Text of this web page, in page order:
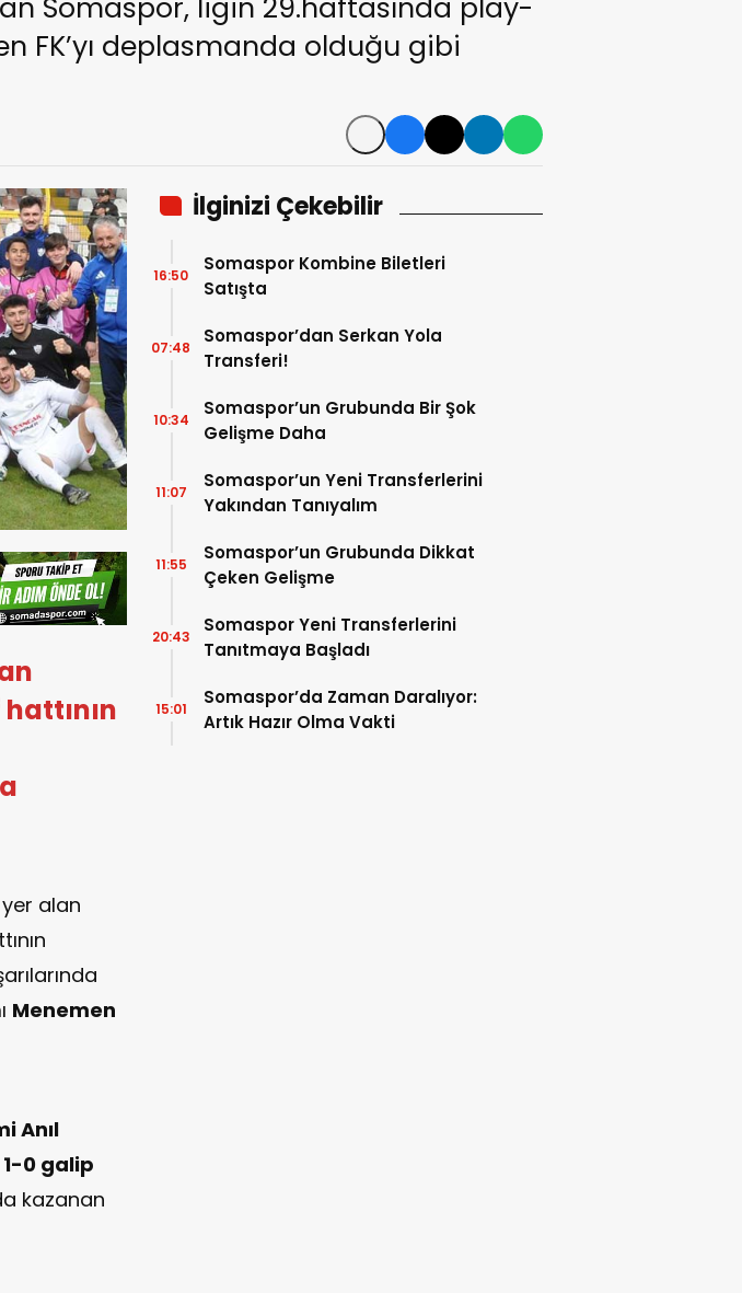
Somaspor, ligin 29.haftasında play-
FK’yı deplasmanda olduğu gibi
yer alan
Menemen
Anıl
1-0 galip
kazanan
İlginizi Çekebilir
Somaspor Kombine Biletleri
Satışta
16:50
Somaspor’dan Serkan Yola
Transferi!
07:48
Somaspor’un Grubunda Bir Şok
Gelişme Daha
10:34
Somaspor’un Yeni Transferlerini
Yakından Tanıyalım
11:07
Somaspor’un Grubunda Dikkat
Çeken Gelişme
11:55
Somaspor Yeni Transferlerini
Tanıtmaya Başladı
20:43
Somaspor’da Zaman Daralıyor:
Artık Hazır Olma Vakti
15:01